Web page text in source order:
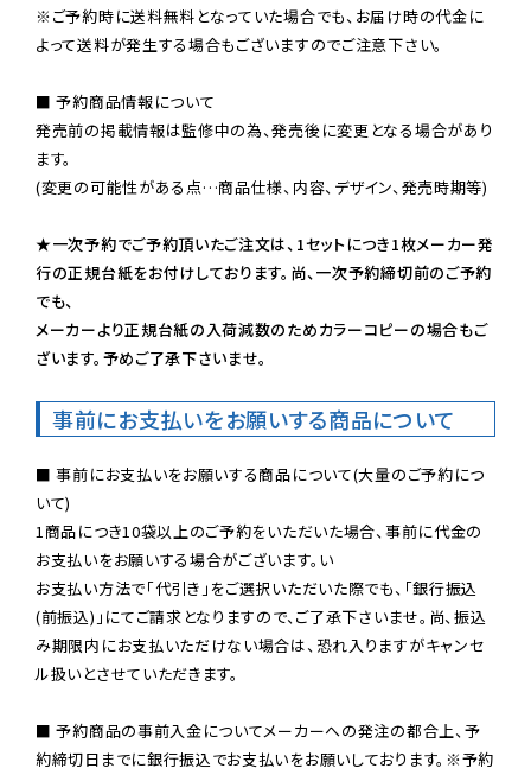
※ご予約時に送料無料となっていた場合でも、お届け時の代金に
よって送料が発生する場合もございますのでご注意下さい。
■ 予約商品情報について
発売前の掲載情報は監修中の為、発売後に変更となる場合があり
ます。
(変更の可能性がある点…商品仕様、内容、デザイン、発売時期等)
★一次予約でご予約頂いたご注文は、1セットにつき1枚メーカー発
行の正規台紙をお付けしております。尚、一次予約締切前のご予約
でも、
メーカーより正規台紙の入荷減数のためカラーコピーの場合もご
ざいます。予めご了承下さいませ。
事前にお支払いをお願いする商品について
■ 事前にお支払いをお願いする商品について(大量のご予約につ
いて)
1商品につき10袋以上のご予約をいただいた場合、事前に代金の
お支払いをお願いする場合がございます。い
お支払い方法で「代引き」をご選択いただいた際でも、「銀行振込
(前振込)」にてご請求となりますので、ご了承下さいませ。尚、振込
み期限内にお支払いただけない場合は、恐れ入りますがキャンセ
ル扱いとさせていただきます。
■ 予約商品の事前入金についてメーカーへの発注の都合上、予
約締切日までに銀行振込でお支払いをお願いしております。※予約